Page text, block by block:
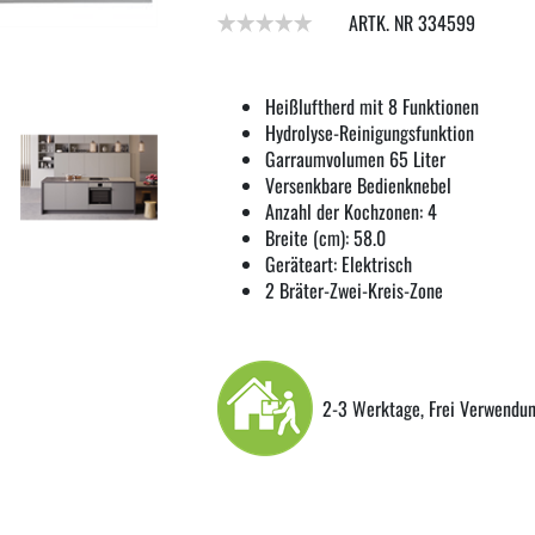
ARTK. NR 334599
Heißluftherd mit 8 Funktionen
Hydrolyse-Reinigungsfunktion
Garraumvolumen 65 Liter
Versenkbare Bedienknebel
Anzahl der Kochzonen: 4
Breite (cm): 58.0
Geräteart: Elektrisch
2 Bräter-Zwei-Kreis-Zone
2-3 Werktage, Frei